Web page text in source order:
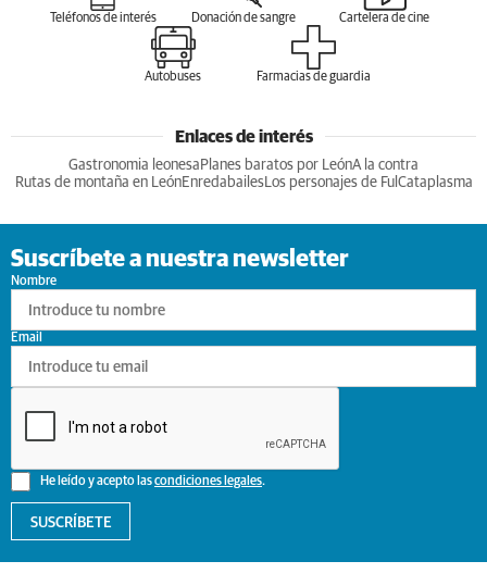
Teléfonos de interés Donación de sangre Cartelera de cine
Autobuses Farmacias de guardia
Enlaces de interés
Gastronomia leonesa Planes baratos por LeónA la contra
Rutas de montaña en LeónEnredabailesLos personajes de Ful Cataplasma
Suscríbete a nuestra newsletter
Nombre
He leído y acepto lascondiciones legales.
Email
SUSCRÍBETE